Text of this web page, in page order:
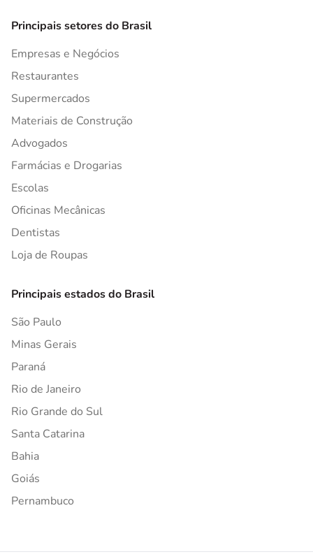
Principais setores do Brasil
Empresas e Negócios
Restaurantes
Supermercados
Materiais de Construção
Advogados
Farmácias e Drogarias
Escolas
Oficinas Mecânicas
Dentistas
Loja de Roupas
Principais estados do Brasil
São Paulo
Minas Gerais
Paraná
Rio de Janeiro
Rio Grande do Sul
Santa Catarina
Bahia
Goiás
Pernambuco